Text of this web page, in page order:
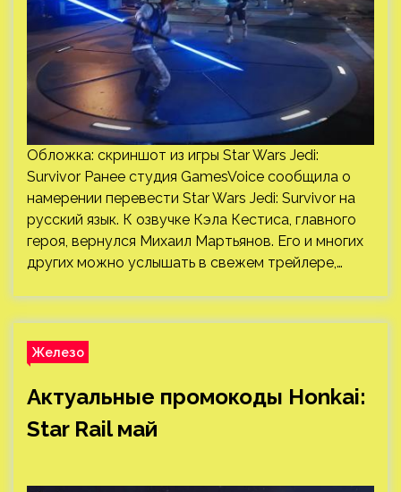
Обложка: скриншот из игры Star Wars Jedi:
Survivor Ранее студия GamesVoice сообщила о
намерении перевести Star Wars Jedi: Survivor на
русский язык. К озвучке Кэла Кестиса, главного
героя, вернулся Михаил Мартьянов. Его и многих
других можно услышать в свежем трейлере,…
Железо
Актуальные промокоды Honkai:
Star Rail май